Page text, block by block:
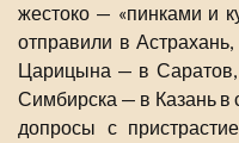
жестоко — «пинками и
отправили в
Царицына — в
Симбирска — в Казань в
допросы с